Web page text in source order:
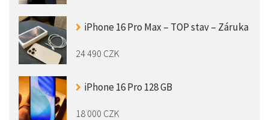
iPhone 16 Pro Max – TOP stav – Záruka
24 490 CZK
iPhone 16 Pro 128 GB
18 000 CZK